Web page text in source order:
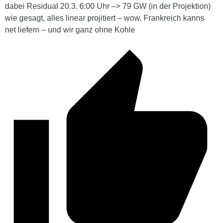
dabei Residual 20.3. 6:00 Uhr –> 79 GW (in der Projektion)
wie gesagt, alles linear projitiert – wow, Frankreich kanns
net liefern – und wir ganz ohne Kohle